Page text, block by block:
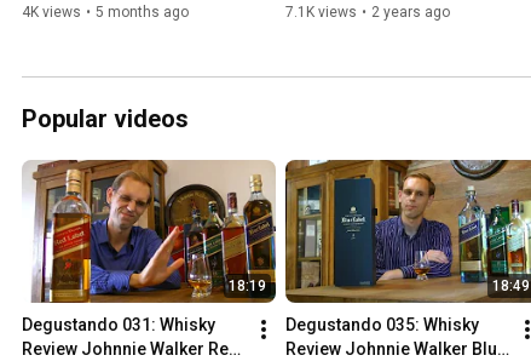
4K views • 5 months ago 7.1K views • 2 years ago
Popular videos
18:19
Degustando 031: Whisky
Review Johnnie Walker Red
18:49
Degustando 035: Whisky
Review Johnnie Walker Blue